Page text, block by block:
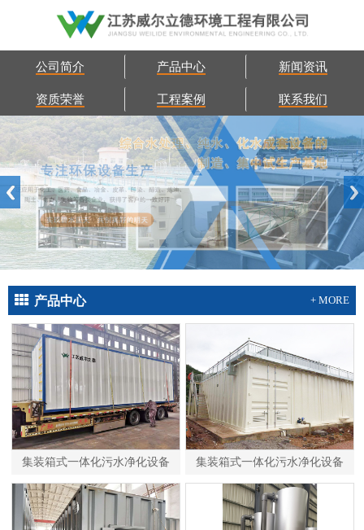
公司简介 产品中心 新闻资讯
资质荣誉 工程案例 联系我们
产品中心 + MORE
集装箱式一体化污水净化设备 集装箱式一体化污水净化设备